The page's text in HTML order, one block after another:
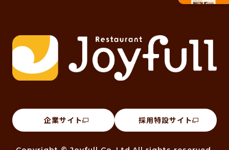
企業サイト 採用特設サイト